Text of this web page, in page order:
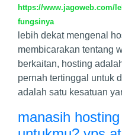
https://www.jagoweb.com/
fungsinya
lebih dekat mengenal
membicarakan tentang
berkaitan, hosting
pernah tertinggal untuk
adalah satu kesatuan
manasih